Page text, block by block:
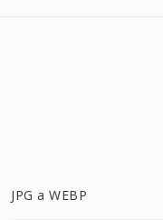
JPG a WEBP